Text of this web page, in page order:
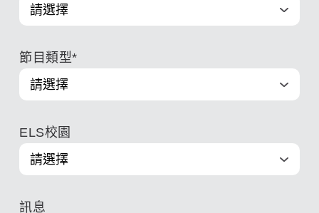
節目類型*
ELS校園
訊息